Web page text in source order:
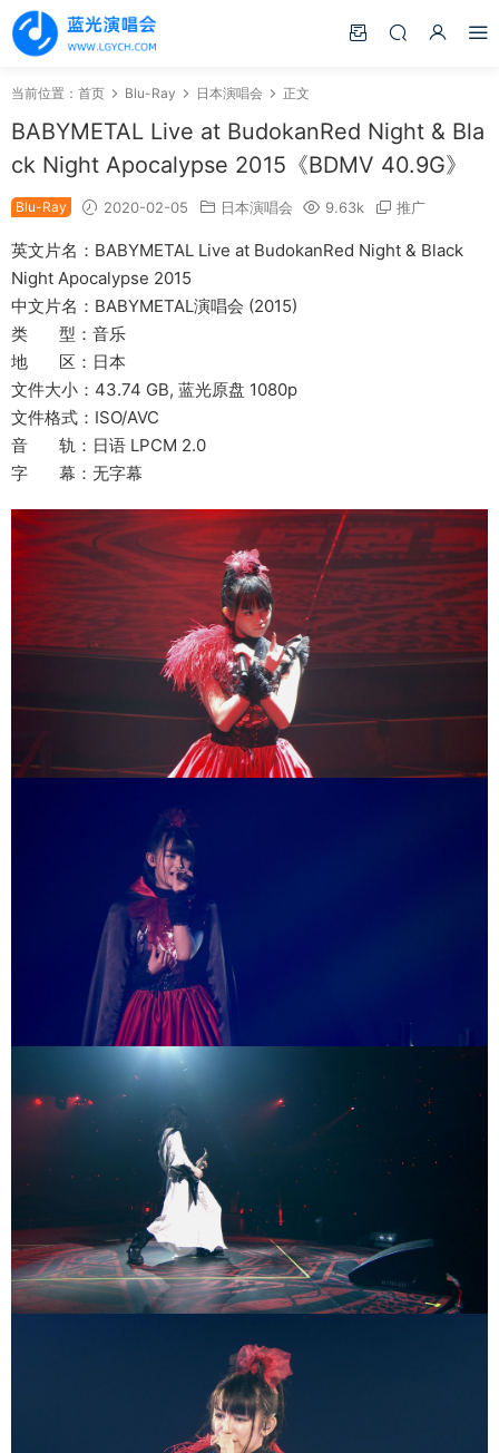
当前位置： 首页 Blu-Ray 日本演唱会 正文
BABYMETAL Live at BudokanRed Night & Bla
ck Night Apocalypse 2015《BDMV 40.9G》
Blu-Ray 2020-02-05 日本演唱会 9.63k 推广
英文片名：BABYMETAL Live at BudokanRed Night & Black
Night Apocalypse 2015
中文片名：BABYMETAL演唱会 (2015)
类 型：音乐
地 区：日本
文件大小：43.74 GB, 蓝光原盘 1080p
文件格式：ISO/AVC
音 轨：日语 LPCM 2.0
字 幕：无字幕